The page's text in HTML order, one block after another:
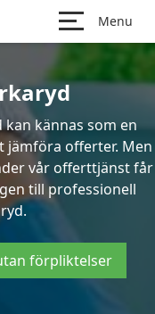
Menu
kännas som en
jämföra offerter. Men
vår offerttjänst får
till professionell
förpliktelser